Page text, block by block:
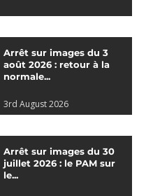
Arrêt sur images du 3
août 2026 : retour à la
normale...
3rd August 2026
Arrêt sur images du 30
juillet 2026 : le PAM sur
le...